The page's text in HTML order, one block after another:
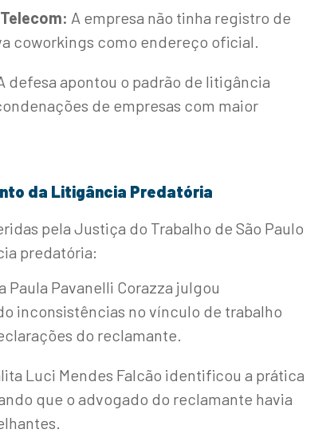
A empresa não tinha registro de
coworkings como endereço oficial.
defesa apontou o padrão de litigância
de empresas com maior
da Litigância Predatória
pela Justiça do Trabalho de São Paulo
predatória:
Paula Pavanelli Corazza julgou
inconsistências no vínculo de trabalho
do reclamante.
Luci Mendes Falcão identificou a prática
que o advogado do reclamante havia